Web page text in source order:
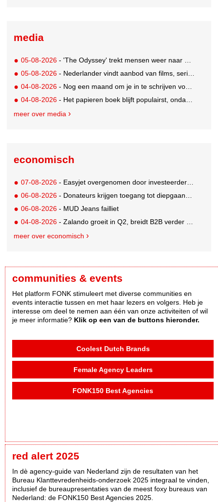
media
05-08-2026 - 'The Odyssey' trekt mensen weer naar de bioscoop
05-08-2026 - Nederlander vindt aanbod van films, series en sport vaak versnipperd
04-08-2026 - Nog een maand om je in te schrijven voor de Mercurs 2026
04-08-2026 - Het papieren boek blijft populairst, ondanks digitale alternatieven
meer over media
economisch
07-08-2026 - Easyjet overgenomen door investeerder Apollo
06-08-2026 - Donateurs krijgen toegang tot diepgaandere informatie over goede doelen
06-08-2026 - MUD Jeans failliet
04-08-2026 - Zalando groeit in Q2, breidt B2B verder uit en innoveert met AI
meer over economisch
communities & events
Het platform FONK stimuleert met diverse communities en
events interactie tussen en met haar lezers en volgers. Heb je
interesse om deel te nemen aan één van onze activiteiten of wil
je meer informatie? Klik op een van de buttons hieronder.
Coolest Dutch Brands
Female Agency Leaders
FONK150 Best Agencies
red alert 2025
In dè agency-guide van Nederland zijn de resultaten van het
Bureau Klanttevredenheids-onderzoek 2025 integraal te vinden,
inclusief de bureaupresentaties van de meest foxy bureaus van
Nederland: de FONK150 Best Agencies 2025.